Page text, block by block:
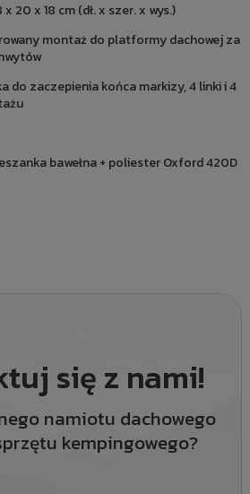
x 20 x 18 cm (dł. x szer. x wys.)
montaż do platformy dachowej za
do zaczepienia końca markizy, 4 linki i 4
bawełna + poliester Oxford 420D
się z nami!
namiotu dachowego
kempingowego?